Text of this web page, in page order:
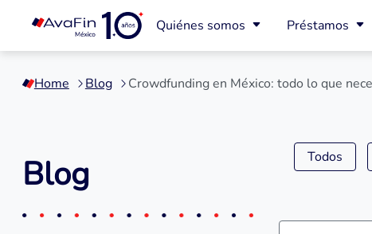
contenido
Quiénes somos Préstamos
Home Blog Crowdfunding en México: todo lo que
Blog Todos